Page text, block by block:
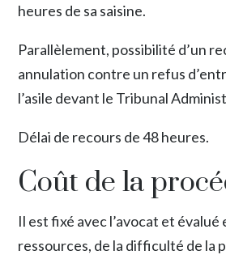
heures de sa saisine.
Parallèlement, possibilité d’un
annulation contre un refus
l’asile devant le Tribunal
Délai de recours de 48 heures.
Coût de la
Il est fixé avec l’avocat et
ressources, de la difficulté de la